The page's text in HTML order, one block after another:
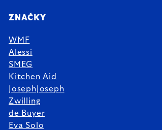
ZNAČKY
WMF
Alessi
SMEG
Kitchen Aid
JosephJoseph
Zwilling
de Buyer
Eva Solo